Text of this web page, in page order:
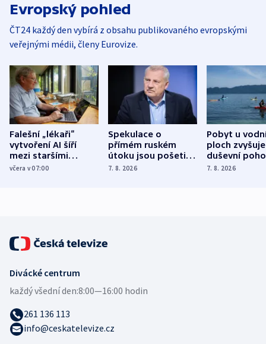
Evropský pohled
ČT24 každý den vybírá z obsahu publikovaného evropskými
veřejnými médii, členy Eurovize.
Falešní „lékaři“
vytvoření AI šíří
mezi staršími
Poláky nebezpečné
včera v 07:00
Spekulace o
přímém ruském
útoku jsou pošetilé,
míní estonský
7. 8. 2026
Pobyt u
ploch zvyšuje
duševní
ukázala
7. 8. 2026
Divácké centrum
každý všední den:8:00—16:00 hodin
261 136 113
info@ceskatelevize.cz